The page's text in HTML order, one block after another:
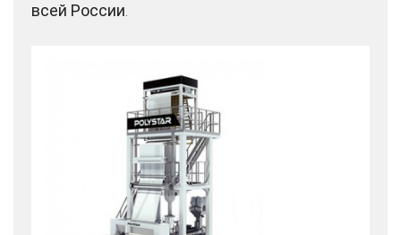
всей России